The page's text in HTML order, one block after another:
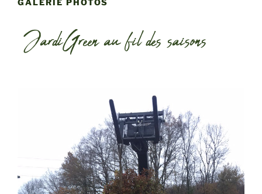
GALERIE PHOTOS
JardiGreen au fil des saisons